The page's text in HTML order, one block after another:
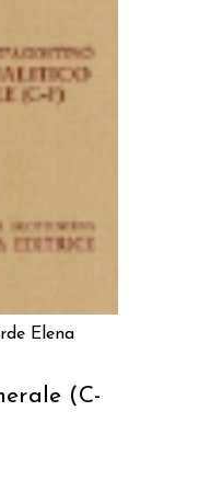
Elena
(C-